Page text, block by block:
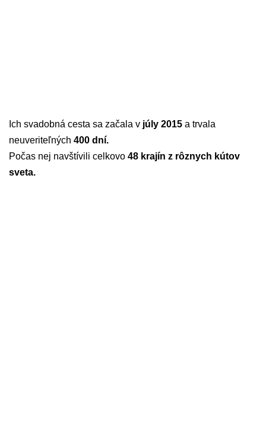
Ich svadobná cesta sa začala v júly 2015 a trvala
neuveriteľných 400 dní.
Počas nej navštívili celkovo 48 krajín z rôznych kútov
sveta.